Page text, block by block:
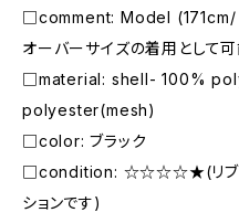
□comment: Model (171cm/
オーバーサイズの着用として可
□material: shell- 100%
polyester(mesh)
□color: ブラック
□condition: ☆☆☆☆★(リブに
ションです)